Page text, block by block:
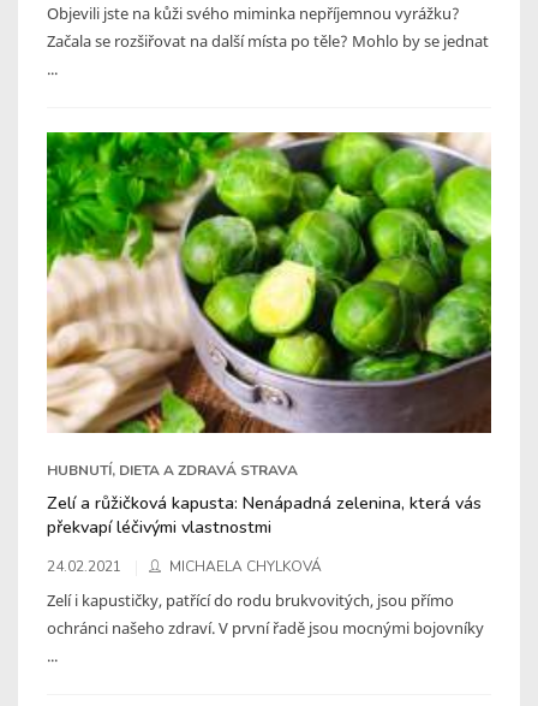
Objevili jste na kůži svého miminka nepříjemnou vyrážku?
Začala se rozšiřovat na další místa po těle? Mohlo by se jednat
...
HUBNUTÍ, DIETA A ZDRAVÁ STRAVA
Zelí a růžičková kapusta: Nenápadná zelenina, která vás
překvapí léčivými vlastnostmi
24.02.2021 MICHAELA CHYLKOVÁ
Zelí i kapustičky, patřící do rodu brukvovitých, jsou přímo
ochránci našeho zdraví. V první řadě jsou mocnými bojovníky
...